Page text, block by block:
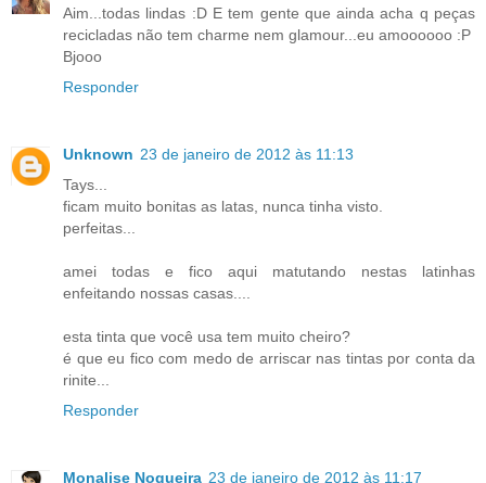
Aim...todas lindas :D E tem gente que ainda acha q peças
recicladas não tem charme nem glamour...eu amoooooo :P
Bjooo
Responder
Unknown 23 de janeiro de 2012 às 11:13
Tays...
ficam muito bonitas as latas, nunca tinha visto.
perfeitas...
amei todas e fico aqui matutando nestas latinhas
enfeitando nossas casas....
esta tinta que você usa tem muito cheiro?
é que eu fico com medo de arriscar nas tintas por conta da
rinite...
Responder
Monalise Nogueira 23 de janeiro de 2012 às 11:17